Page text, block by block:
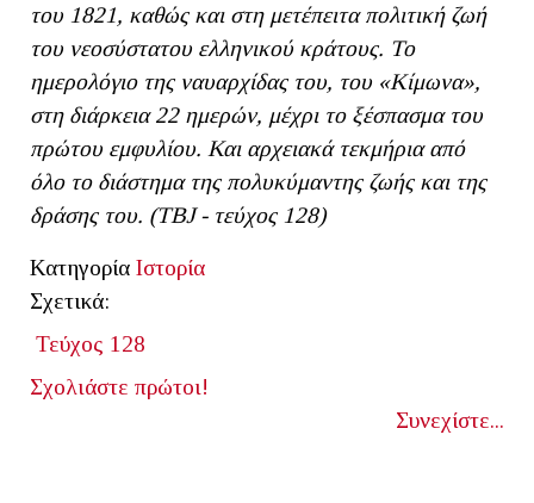
του 1821, καθώς και στη μετέπειτα πολιτική ζωή
του νεοσύστατου ελληνικού κράτους. Το
ημερολόγιο της ναυαρχίδας του, του «Κίμωνα»,
στη διάρκεια 22 ημερών, μέχρι το ξέσπασμα του
πρώτου εμφυλίου. Και αρχειακά τεκμήρια από
όλο το διάστημα της πολυκύμαντης ζωής και της
δράσης του. (ΤΒJ - τεύχος 128)
Κατηγορία Ιστορία
Σχετικά:
Τεύχος 128
Σχολιάστε πρώτοι!
Συνεχίστε...